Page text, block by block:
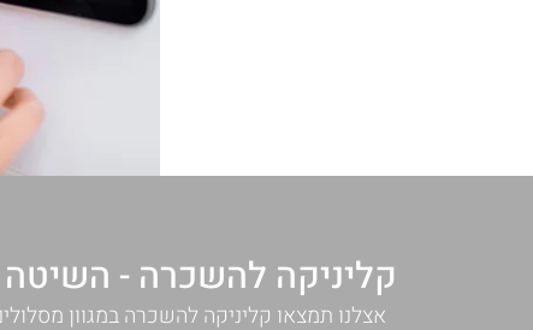
קליניקה להשכרה -
אצלנו תמצאו קליניקה להשכרה במגוון